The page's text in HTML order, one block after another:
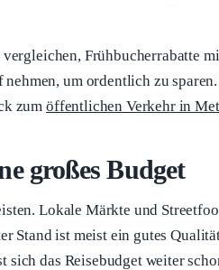
Frühbucherrabatte
um ordentlich zu
zum öffentlichen Verkehr in
großes Budget
Lokale Märkte und
Stand ist meist ein gutes
sich das Reisebudget weiter